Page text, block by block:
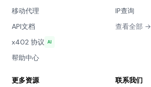
移动代理
API文档
x402 协议 AI
帮助中心
IP查询
查看全部 →
更多资源
联系我们